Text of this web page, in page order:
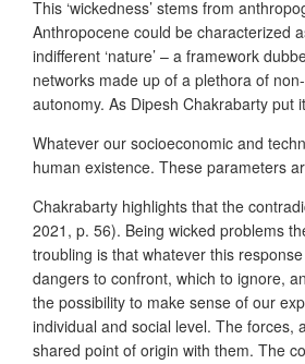
This ‘wickedness’ stems from
Anthropocene could be characterized
indifferent ‘nature’ – a framework
networks made up of a plethora of
autonomy. As Dipesh Chakrabarty put
Whatever our socioeconomic and
human existence. These parameters
Chakrabarty highlights that the
2021, p. 56). Being wicked problems
troubling is that whatever this
dangers to confront, which to ignore,
the possibility to make sense of our
individual and social level. The
shared point of origin with them. The